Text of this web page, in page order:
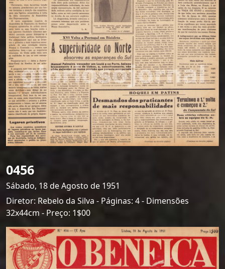
0456
Sábado, 18 de Agosto de 1951
Diretor: Rebelo da Silva - Páginas: 4 - Dimensões
32x44cm - Preço: 1$00